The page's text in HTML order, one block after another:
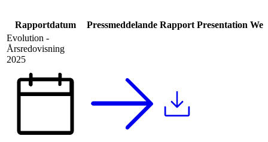
Rapportdatum Pressmeddelande Rapport Presentation
Evolution -
Årsredovisning
2025